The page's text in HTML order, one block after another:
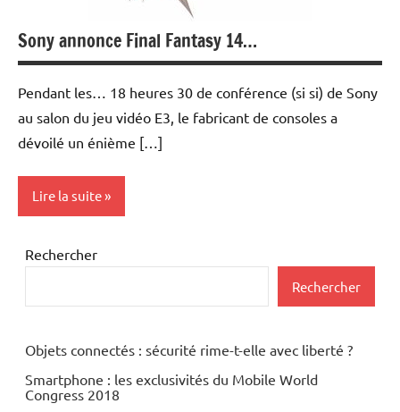
Sony annonce Final Fantasy 14…
Pendant les… 18 heures 30 de conférence (si si) de Sony
au salon du jeu vidéo E3, le fabricant de consoles a
dévoilé un énième […]
Lire la suite
Current
Affairs
Games
Rechercher
Rechercher
Objets connectés : sécurité rime-t-elle avec liberté ?
Smartphone : les exclusivités du Mobile World
Congress 2018